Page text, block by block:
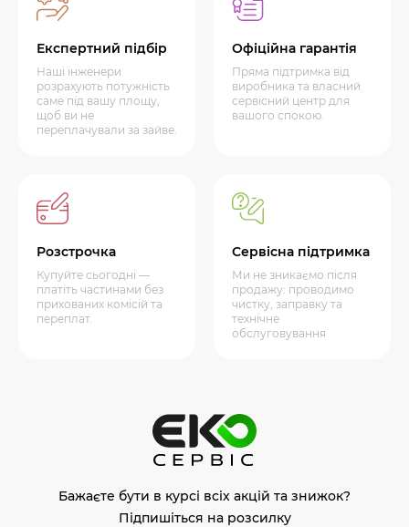
Експертний підбір
Наші інженери
розрахують потужність
саме під вашу площу,
щоб ви не
переплачували за зайве.
Офіційна гарантія
Пряма підтримка від
виробника та власний
сервісний центр для
вашого спокою.
Розстрочка
Купуйте сьогодні —
платіть частинами без
прихованих комісій та
переплат.
Сервісна підтримка
Ми не зникаємо після
продажу: проводимо
чистку, заправку та
технічне
обслуговування
Бажаєте бути в курсі всіх акцій та знижок?
Підпишіться на розсилку